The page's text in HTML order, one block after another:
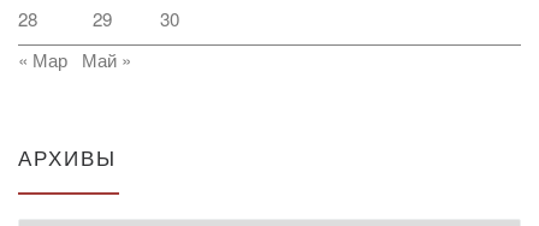
28 29
30
« Мар
Май »
АРХИВЫ